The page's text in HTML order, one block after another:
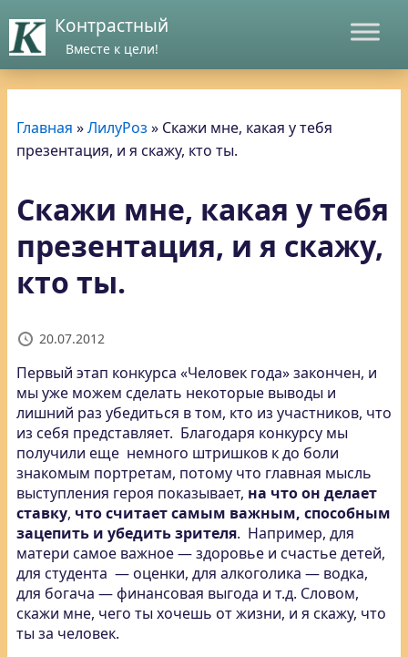
Контрастный
Вместе к цели!
Главная »ЛилуРоз » Скажи мне, какая у тебя
презентация, и я скажу, кто ты.
Скажи мне, какая у тебя
презентация, и я скажу,
кто ты.
20.07.2012
Первый этап конкурса «Человек года» закончен, и
мы уже можем сделать некоторые выводы и
лишний раз убедиться в том, кто из участников, что
из себя представляет. Благодаря конкурсу мы
получили еще немного штришков к до боли
знакомым портретам, потому что главная мысль
выступления героя показывает, на что он делает
ставку, что считает самым важным, способным
зацепить и убедить зрителя. Например, для
матери самое важное — здоровье и счастье детей,
для студента — оценки, для алкоголика — водка,
для богача — финансовая выгода и т.д. Словом,
скажи мне, чего ты хочешь от жизни, и я скажу, что
ты за человек.